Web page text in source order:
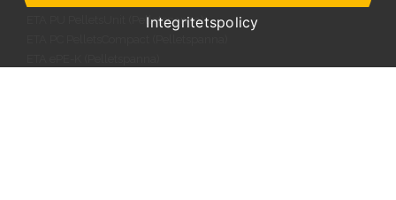
ETA PU PelletsUnit (Pelletspanna)Integritetspolicy